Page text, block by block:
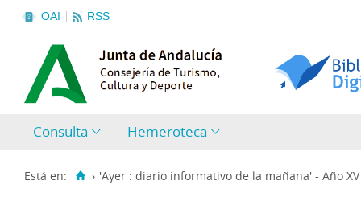
OAI RSS
Consulta Hemeroteca
Está en: › 'Ayer : diario informativo de la mañana' - Año